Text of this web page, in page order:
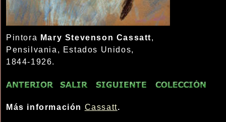
Pintora Mary Stevenson Cassatt,
Pensilvania, Estados Unidos,
1844-1926.
Más información Cassatt.